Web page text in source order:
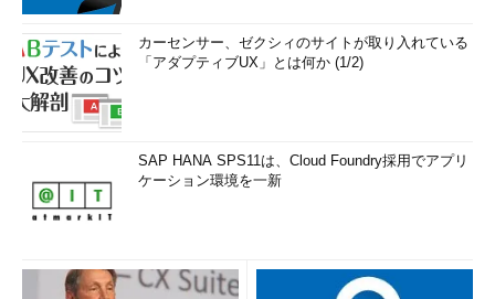
カーセンサー、ゼクシィのサイトが取り入れている
「アダプティブUX」とは何か (1/2)
SAP HANA SPS11は、Cloud Foundry採用でアプリ
ケーション環境を一新